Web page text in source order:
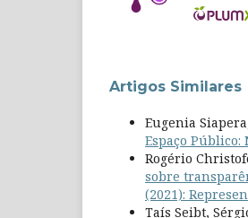
Artigos Similares
Eugenia
Espaço Público:
Rogério
sobre
(2021):
Taís Seibt,